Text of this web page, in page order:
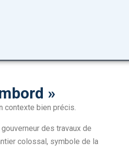
»
contexte bien précis.
des travaux de
colossal, symbole de la